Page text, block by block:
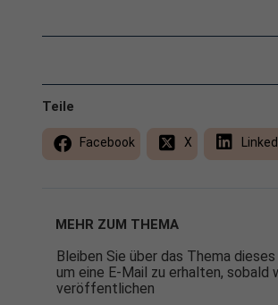
Teile
Facebook X
MEHR ZUM THEMA
Bleiben Sie über das Thema
um eine E-Mail zu erhalten, sobald
veröffentlichen